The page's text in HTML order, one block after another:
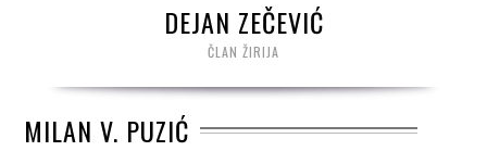
DEJAN ZEČEVIĆ
ČLAN ŽIRIJA
MILAN V. PUZIĆ